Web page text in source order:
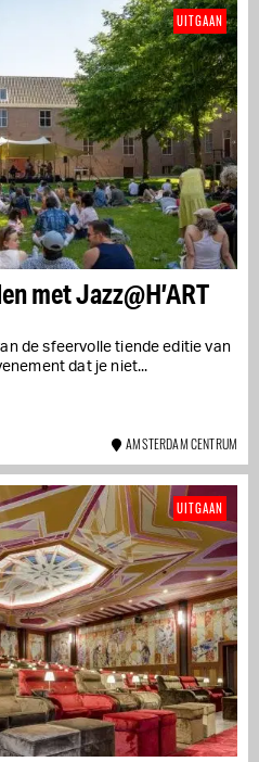
met Jazz@H’ART
de sfeervolle tiende editie van
dat je niet...
UITGAAN
AMSTERDAM CENTRUM
UITGAAN